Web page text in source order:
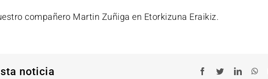
compañero Martin Zuñiga en Etorkizuna Eraikiz.
noticia Facebook
Twitter